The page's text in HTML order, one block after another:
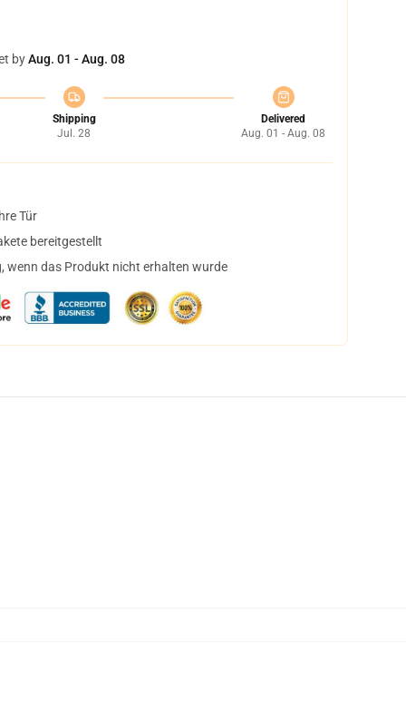
byAug. 01 - Aug. 08
Shipping
Jul. 28
Delivered
Aug. 01 - Aug. 08
Tür
bereitgestellt
wenn das Produkt nicht erhalten wurde